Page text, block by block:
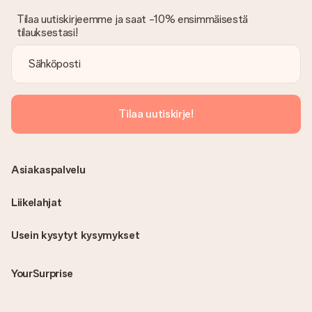
Tilaa uutiskirjeemme ja saat -10% ensimmäisestä
tilauksestasi!
Tilaa uutiskirje!
Usein kysytyt kysymykset
YourSurprise
Asiakaspalvelu
Liikelahjat